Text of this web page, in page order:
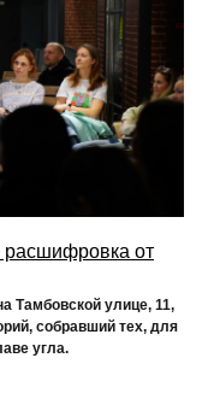
расшифровка от
Тамбовской улице, 11,
собравший тех, для
угла.